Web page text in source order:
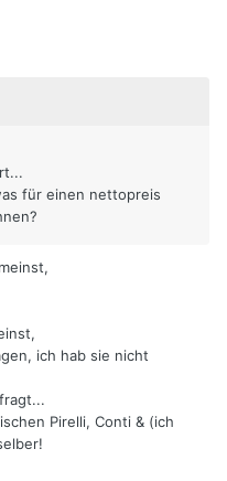
für einen nettopreis
ich hab sie nicht
Pirelli, Conti & (ich